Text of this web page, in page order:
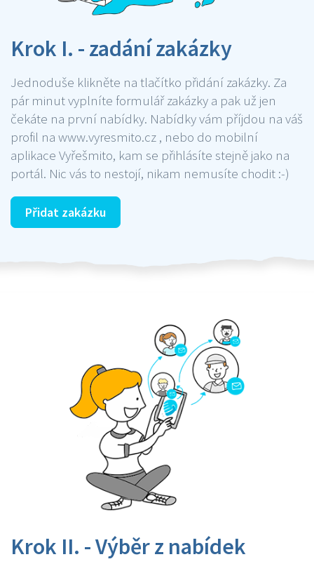
Krok I. - zadání zakázky
Jednoduše klikněte na tlačítko přidání zakázky. Za
pár minut vyplníte formulář zakázky a pak už jen
čekáte na první nabídky. Nabídky vám příjdou na váš
profil na www.vyresmito.cz , nebo do mobilní
aplikace Vyřešmito, kam se přihlásíte stejně jako na
portál. Nic vás to nestojí, nikam nemusíte chodit :-)
Přidat zakázku
Krok II. - Výběr z nabídek